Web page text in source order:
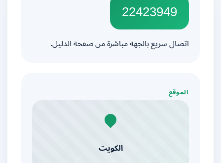
22423949
اتصال سريع بالجهة مباشرة من صفحة الدليل.
الموقع
الكويت